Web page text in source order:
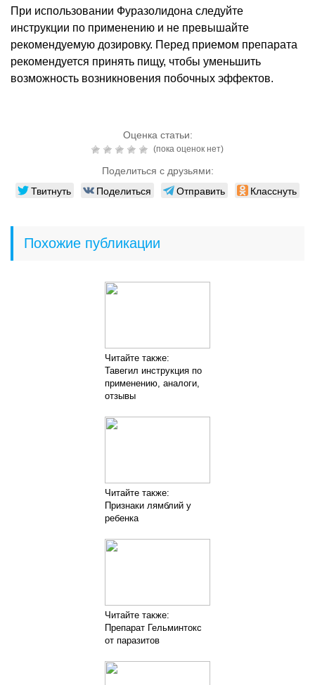
При использовании Фуразолидона следуйте
инструкции по применению и не превышайте
рекомендуемую дозировку. Перед приемом препарата
рекомендуется принять пищу, чтобы уменьшить
возможность возникновения побочных эффектов.
Оценка статьи:
(пока оценок нет)
Поделиться с друзьями:
Твитнуть Поделиться Отправить Класснуть
Похожие публикации
Читайте также:
Тавегил инструкция по
применению, аналоги,
отзывы
Читайте также:
Признаки лямблий у
ребенка
Читайте также:
Препарат Гельминтокс
от паразитов